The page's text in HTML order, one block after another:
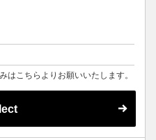
はこちらよりお願いいたします。